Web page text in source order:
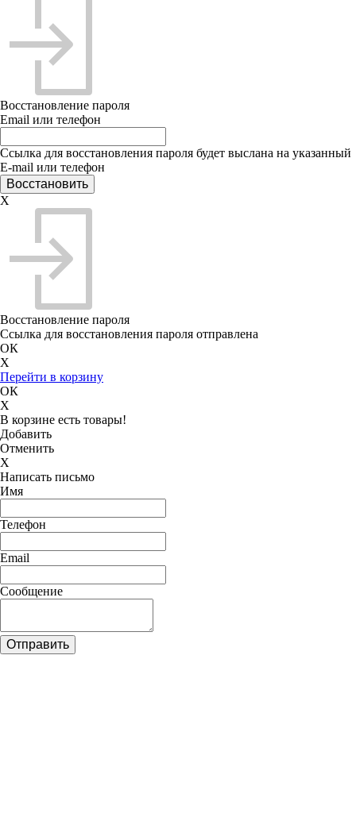
Восстановление пароля
Email или телефон
Ссылка для восстановления пароля будет выслана на указанный
E-mail или телефон
X
Восстановление пароля
Ссылка для восстановления пароля отправлена
ОК
X
Перейти в корзину
ОК
X
В корзине есть товары!
Добавить
Отменить
X
Написать письмо
Имя
Телефон
Email
Сообщение